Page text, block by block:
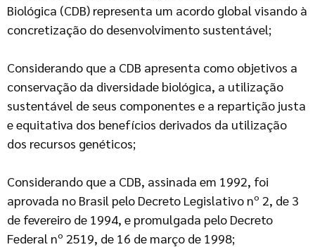
Biológica (CDB) representa um acordo global visando à
concretização do desenvolvimento sustentável;
Considerando que a CDB apresenta como objetivos a
conservação da diversidade biológica, a utilização
sustentável de seus componentes e a repartição justa
e equitativa dos benefícios derivados da utilização
dos recursos genéticos;
Considerando que a CDB, assinada em 1992, foi
aprovada no Brasil pelo Decreto Legislativo nº 2, de 3
de fevereiro de 1994, e promulgada pelo Decreto
Federal nº 2519, de 16 de março de 1998;